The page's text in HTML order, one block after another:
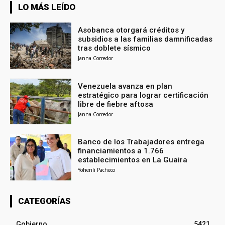
LO MÁS LEÍDO
Asobanca otorgará créditos y
subsidios a las familias damnificadas
tras doblete sísmico
Janna Corredor
Venezuela avanza en plan
estratégico para lograr certificación
libre de fiebre aftosa
Janna Corredor
Banco de los Trabajadores entrega
financiamientos a 1.766
establecimientos en La Guaira
Yohenli Pacheco
CATEGORÍAS